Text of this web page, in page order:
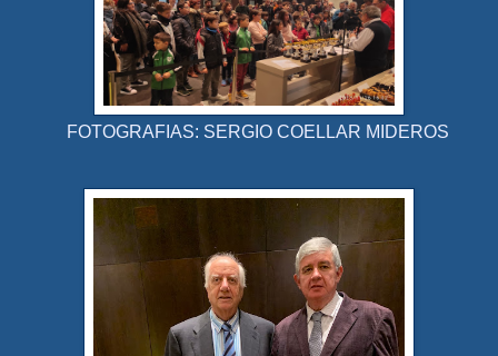
FOTOGRAFIAS: SERGIO COELLAR MIDEROS